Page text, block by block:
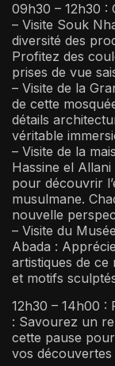
09h30 – 12h30 :
– Visite Souk
diversité des
Profitez des
prises de vue
– Visite de la
de cette
détails
véritable
– Visite de la
Hassine el
pour découvrir
musulmane.
nouvelle
– Visite du
Abada :
artistiques de
et motifs
12h30 – 14h00 :
: Savourez un
cette pause
vos